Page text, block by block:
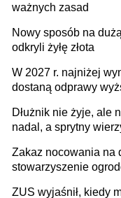
ważnych zasad
Nowy sposób na
odkryli żyłę złota
W 2027 r. najniżej
dostaną odprawy
Dłużnik nie żyje, ale
nadal, a sprytny
Zakaz nocowania na
stowarzyszenie
ZUS wyjaśnił, kiedy